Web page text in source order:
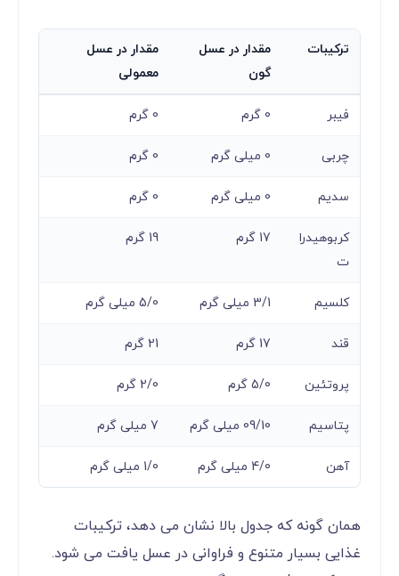
ترکیبات
مقدار در عسل
گون
مقدار در عسل
معمولی
فیبر 0 گرم 0 گرم
چربی 0 میلی گرم 0 گرم
سدیم 0 میلی گرم 0 گرم
کربوهیدرا
ت
17 گرم 19 گرم
کلسیم 3/1 میلی گرم 5/0 میلی گرم
قند 17 گرم 21 گرم
پروتئین 5/0 گرم 2/0 گرم
پتاسیم 09/10 میلی گرم 7 میلی گرم
آهن 4/0 میلی گرم 1/0 میلی گرم
همان گونه که جدول بالا نشان می دهد، ترکیبات
غذایی بسیار متنوع و فراوانی در عسل یافت می شود.